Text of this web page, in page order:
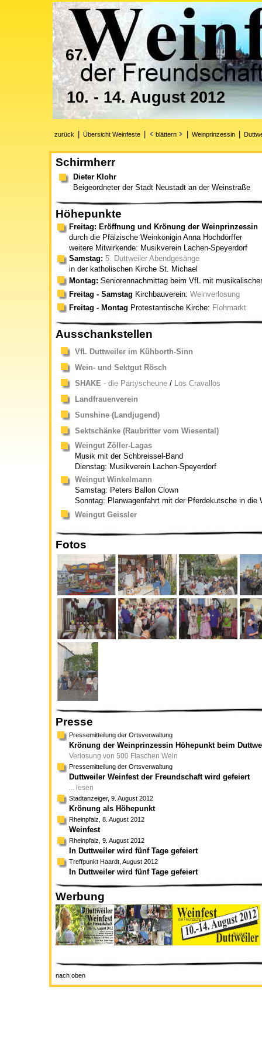
67.
10. - 14. August 2012
zurück Übersicht Weinfeste blättern Weinprinzessin
Schirmherr
Dieter Klohr
Beigeordneter der Stadt Neustadt an der Weinstraße
Höhepunkte
Freitag: Eröffnung und Krönung der Weinprinzessin
durch die Pfälzische Weinkönigin Anna Hochdörffer
weitere Mitwirkende: Musikverein Lachen-Speyerdorf
Samstag: 5. Duttweiler Abendgesänge
in der katholischen Kirche St. Michael
Montag: Seniorennachmittag beim VfL mit
Freitag - Samstag Kirchbauverein: Weinverlosung
Freitag - Montag Protestantische Kirche: Flohmarkt
Ausschankstellen
VfL Duttweiler im Kühborth-Sinn
Wein- und Sektgut Rösch
SHAKE - die Partyscheune / Los Cravallos
Landfrauenverein
Sunshine (Landjugend)
Sektschänke (Raubritter vom Wiesental)
Weingut Zöller-Lagas
Musik mit der Schbreissel-Band
Dienstag: Musikverein Lachen-Speyerdorf
Weingut Winkelmann
Samstag: Peters Ballon Clown
Sonntag: Planwagenfahrt mit der Pferdekutsche in die
Weingut Geissler
Fotos
Presse
Pressemitteilung der Ortsverwaltung
Krönung der Weinprinzessin Höhepunkt beim
Verlosung von 500 Flaschen Wein
Pressemitteilung der Ortsverwaltung
Duttweiler Weinfest der Freundschaft wird gefeiert
... lesen
Stadtanzeiger, 9. August 2012
Krönung als Höhepunkt
Rheinpfalz, 8. August 2012
Weinfest
Rheinpfalz, 9. August 2012
In Duttweiler wird fünf Tage gefeiert
Treffpunkt Haardt, August 2012
In Duttweiler wird fünf Tage gefeiert
Werbung
nach oben